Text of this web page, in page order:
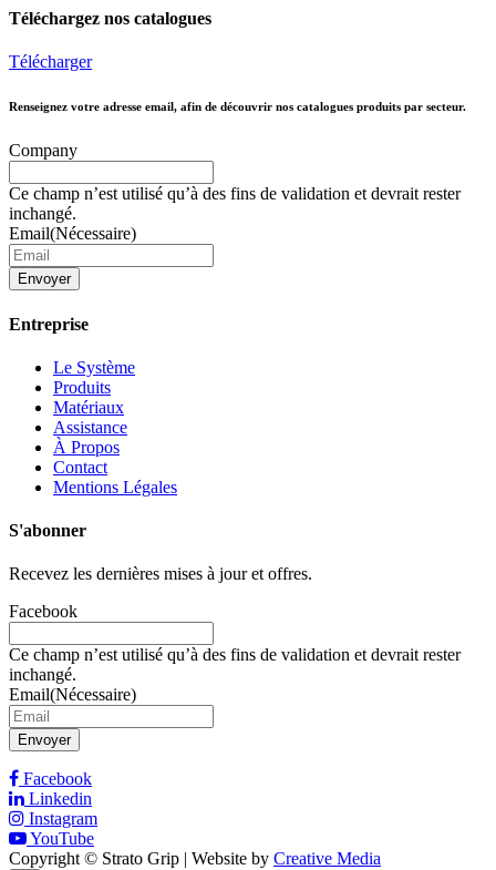
Téléchargez nos catalogues
Télécharger
Renseignez votre adresse email, afin de découvrir nos catalogues produits par secteur.
Company
Ce champ n’est utilisé qu’à des fins de validation et devrait rester
inchangé.
Email(Nécessaire)
Envoyer
Entreprise
Le Système
Produits
Matériaux
Assistance
À Propos
Contact
Mentions Légales
S'abonner
Recevez les dernières mises à jour et offres.
Facebook
Ce champ n’est utilisé qu’à des fins de validation et devrait rester
inchangé.
Email(Nécessaire)
Envoyer
Facebook
Linkedin
Instagram
YouTube
Copyright © Strato Grip | Website by Creative Media